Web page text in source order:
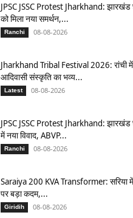
JPSC JSSC Protest Jharkhand:
को मिला नया समर्थन,...
Ranchi 08-08-2026
Jharkhand Tribal Festival 2026: रांची
आदिवासी संस्कृति का भव्य...
Latest 08-08-2026
JPSC JSSC Protest Jharkhand:
में नया विवाद, ABVP...
Ranchi 08-08-2026
Saraiya 200 KVA Transformer: सरिया
पर बड़ा कदम,...
Giridih 08-08-2026